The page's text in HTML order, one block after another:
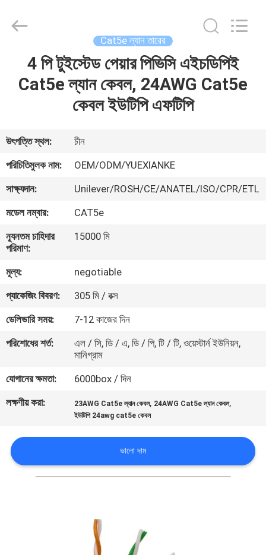
ভিডিও
সম্পর্কে
কারখানা
মান
নিয়ন্ত্রণ
করুন
কেস
Industry
Cat5e ল্যান তারের
4 পি টুইস্টেড পেয়ার পিভিসি এইচডিপিই
Cat5e ল্যান কেবল, 24AWG Cat5e
কেবল ইউটিপি এফটিপি
উৎপত্তি স্থল:
চীন
পরিচিতিমুলক নাম:
OEM/ODM/YUEXIANKE
সাক্ষ্যদান:
Unilever/ROSH/CE/ANATEL/ISO/CPR/ETL
মডেল নম্বার:
CAT5e
ন্যূনতম চাহিদার
পরিমাণ:
15000 মি
মূল্য:
negotiable
প্যাকেজিং বিবরণ:
305 মি / বক্স
ডেলিভারি সময়:
7-12 কাজের দিন
পরিশোধের শর্ত:
এল / সি, ডি / এ, ডি / পি, টি / টি, ওয়েস্টার্ন ইউনিয়ন,
মানিগ্রাম
যোগানের ক্ষমতা:
6000box / দিন
লক্ষণীয় করা:
23AWG Cat5e ল্যান কেবল, 24AWG Cat5e ল্যান কেবল,
ইউটিপি 24awg cat5e কেবল
ভালো দাম